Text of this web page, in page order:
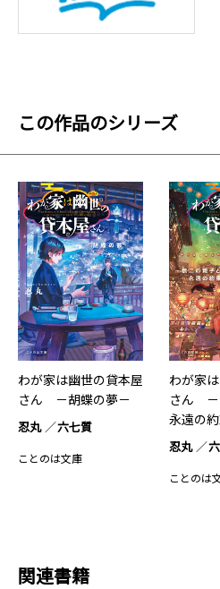
この作品のシリーズ
わが家は幽世の貸本屋
さん －胡蝶の夢－
忍丸 六七質
ことのは文庫
わが家
さん －
永遠の
忍丸
ことのは
関連書籍